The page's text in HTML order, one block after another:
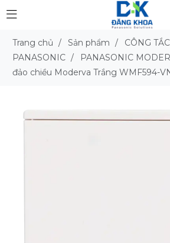
Trang chủ / Sản phẩm /
CÔNG
PANASONIC / PANASONIC
đảo chiều Moderva Trắng WMF594-